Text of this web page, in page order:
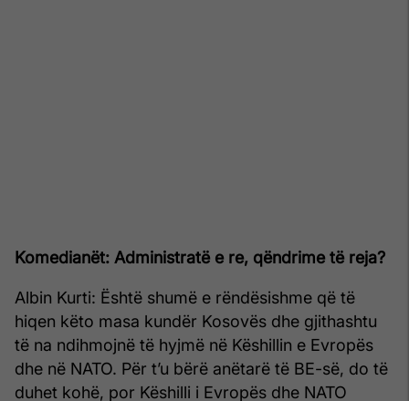
Komedianët: Administratë e re, qëndrime të reja?
Albin Kurti: Është shumë e rëndësishme që të
hiqen këto masa kundër Kosovës dhe gjithashtu
të na ndihmojnë të hyjmë në Këshillin e Evropës
dhe në NATO. Për t’u bërë anëtarë të BE-së, do të
duhet kohë, por Këshilli i Evropës dhe NATO